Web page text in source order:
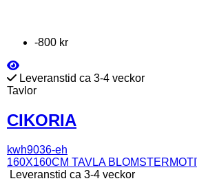
-800 kr
Leveranstid ca 3-4 veckor
Tavlor
CIKORIA
kwh9036-eh
160X160CM TAVLA
Leveranstid ca 3-4 veckor